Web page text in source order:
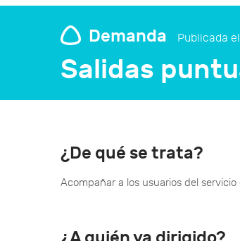
Demanda Publicada
Salidas
¿De qué se trata?
Acompañar a los usuarios del